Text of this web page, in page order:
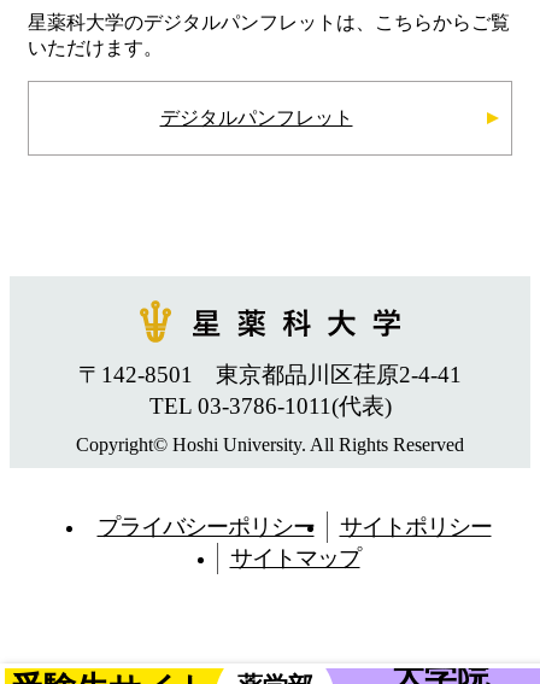
星薬科大学のデジタルパンフレットは、こちらからご覧
いただけます。
デジタルパンフレット
〒142-8501 東京都品川区荏原2-4-41
TEL 03-3786-1011(代表)
Copyright© Hoshi University. All Rights Reserved
プライバシーポリシー
サイトポリシー
サイトマップ
大学院